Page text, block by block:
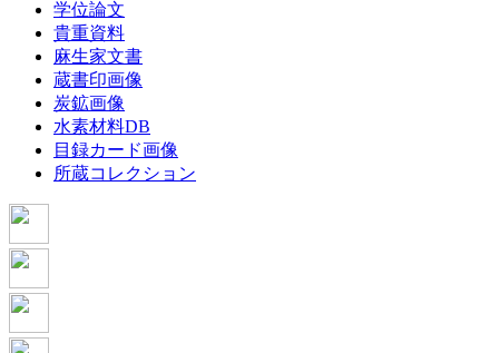
学位論文
貴重資料
麻生家文書
蔵書印画像
炭鉱画像
水素材料DB
目録カード画像
所蔵コレクション